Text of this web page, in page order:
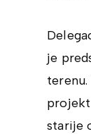
je
starije